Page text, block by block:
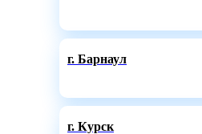
г. Барнаул
г. Курск